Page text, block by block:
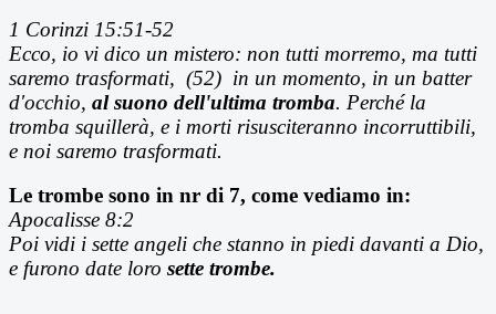
1 Corinzi 15:51-52
Ecco, io vi dico un mistero: non tutti morremo, ma tutti
saremo trasformati, (52) in un momento, in un batter
d'occhio, al suono dell'ultima tromba. Perché la
tromba squillerà, e i morti risusciteranno incorruttibili,
e noi saremo trasformati.
Le trombe sono in nr di 7, come vediamo in:
Apocalisse 8:2
Poi vidi i sette angeli che stanno in piedi davanti a Dio,
e furono date loro sette trombe.